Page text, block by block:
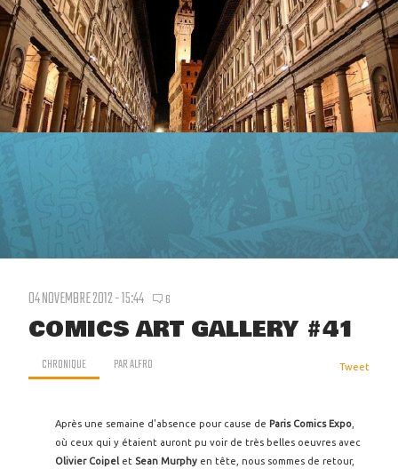
04 NOVEMBRE 2012 - 15:44 6
COMICS ART GALLERY #41
CHRONIQUE PARALFRO Tweet
Après une semaine d'absence pour cause de Paris Comics Expo
où ceux qui y étaient auront pu voir de très belles oeuvres avec
Olivier Coipel et Sean Murphy en tête, nous sommes de retour,